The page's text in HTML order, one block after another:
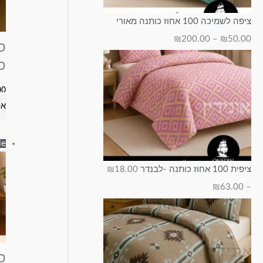
ציפה לשמיכה 100 אחוז כותנה מאורי
₪ 50.00
–
₪ 200.00
ציפית 100 אחוז כותנה -לבנדר ₪ 18.00
–
₪ 63.00